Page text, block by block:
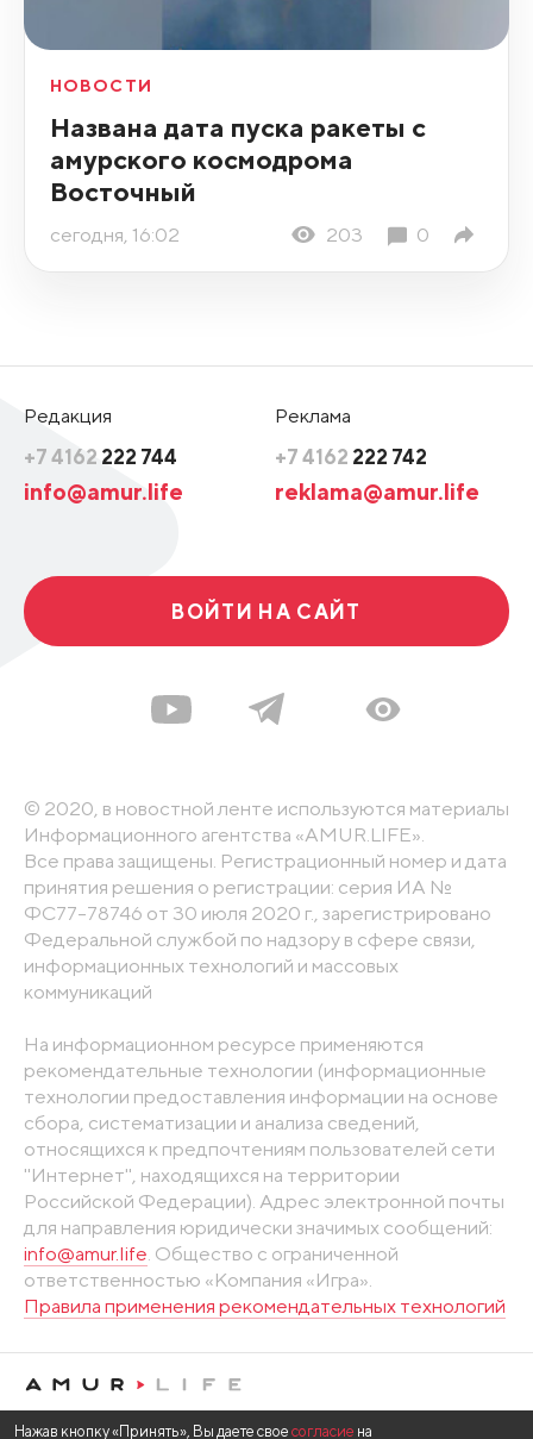
НОВОСТИ
Названа дата пуска ракеты с
амурского космодрома
Восточный
сегодня, 16:02 203 0
Редакция
+7 4162 222 744
info@amur.life
Реклама
+7 4162 222 742
reklama@amur.life
ВОЙТИ НА САЙТ
© 2020, в новостной ленте используются материалы
Информационного агентства «AMUR.LIFE».
Все права защищены. Регистрационный номер и дата
принятия решения о регистрации: серия ИА №
ФС77-78746 от 30 июля 2020 г., зарегистрировано
Федеральной службой по надзору в сфере связи,
информационных технологий и массовых
коммуникаций
На информационном ресурсе применяются
рекомендательные технологии (информационные
технологии предоставления информации на основе
сбора, систематизации и анализа сведений,
относящихся к предпочтениям пользователей сети
"Интернет", находящихся на территории
Российской Федерации). Адрес электронной почты
для направления юридически значимых сообщений:
info@amur.life . Общество с ограниченной
ответственностью «Компания «Игра».
Правила применения рекомендательных технологий
Нажав кнопку «Принять», Вы даете свое согласие на